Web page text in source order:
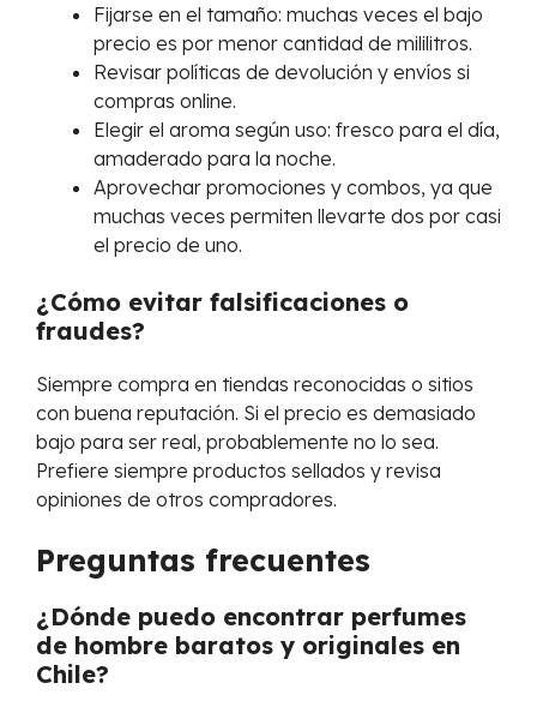
Fijarse en el tamaño: muchas veces el bajo
precio es por menor cantidad de mililitros.
Revisar políticas de devolución y envíos si
compras online.
Elegir el aroma según uso: fresco para el día,
amaderado para la noche.
Aprovechar promociones y combos, ya que
muchas veces permiten llevarte dos por casi
el precio de uno.
¿Cómo evitar falsificaciones o
fraudes?
Siempre compra en tiendas reconocidas o sitios
con buena reputación. Si el precio es demasiado
bajo para ser real, probablemente no lo sea.
Prefiere siempre productos sellados y revisa
opiniones de otros compradores.
Preguntas frecuentes
¿Dónde puedo encontrar perfumes
de hombre baratos y originales en
Chile?